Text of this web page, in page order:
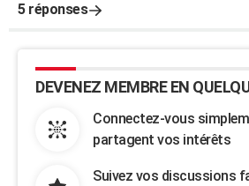
5 réponses
DEVENEZ MEMBRE EN
Connectez-vous
partagent vos intérêts
Suivez vos discussions